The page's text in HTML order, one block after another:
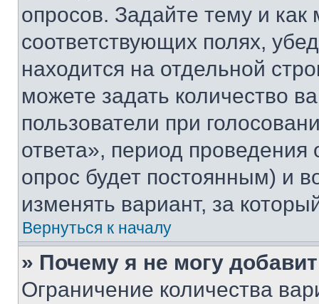
опросов. Задайте тему и
соответствующих полях,
находится на отдельной
можете задать количество
пользователи при
ответа», период проведения
опрос будет постоянным) и
изменять вариант, за
Вернуться к началу
» Почему я не могу
Ограничение количества